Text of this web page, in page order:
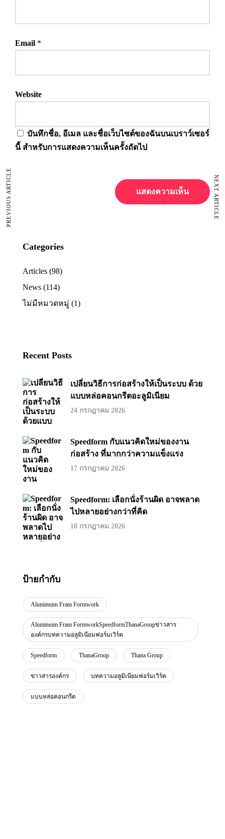
Email *
Website
บันทึกชื่อ, อีเมล และชื่อเว็บไซต์ของฉันบนเบราว์เซอร์
นี้ สำหรับการแสดงความเห็นครั้งถัดไป
PREVIOUS ARTICLE NEXT ARTICLE
Categories
Articles (98)
News (114)
ไม่มีหมวดหมู่ (1)
Recent Posts
เปลี่ยนวิธีการก่อสร้างให้เป็นระบบ ด้วย
แบบหล่อคอนกรีตอะลูมิเนียม
24 กรกฎาคม 2026
Speedform กับแนวคิดใหม่ของงาน
ก่อสร้าง ที่มากกว่าความแข็งแรง
17 กรกฎาคม 2026
Speedform: เลือกนั่งร้านผิด อาจพลาด
ไปหลายอย่างกว่าที่คิด
10 กรกฎาคม 2026
ป้ายกำกับ
Aluminuim Fram Formwork
Aluminuim Fram FormworkSpeedformThanaGroupข่าวสาร
องค์กรบทความอลูมิเนียมฟอร์มเวิร์ค
Speedform ThanaGroup Thana Group
ข่าวสารองค์กร บทความอลูมิเนียมฟอร์มเวิร์ค
แบบหล่อคอนกรีต